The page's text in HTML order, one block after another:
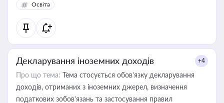
Освіта
Декларування іноземних доходів +4
Про що тема: Тема стосується обов’язку декларування
доходів, отриманих з іноземних джерел, визначення
податкових зобов’язань та застосування правил